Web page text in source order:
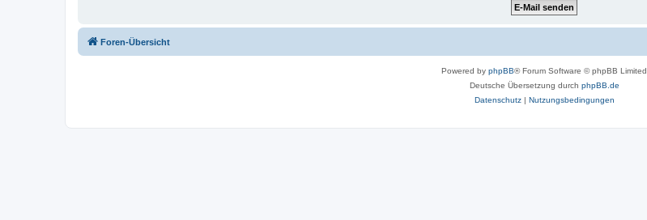
Foren-Übersicht
Powered by phpBB® Forum Software © phpBB Limited
Deutsche Übersetzung durch phpBB.de
Datenschutz| Nutzungsbedingungen